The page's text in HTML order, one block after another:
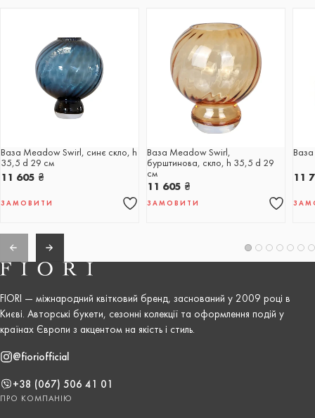
Ваза Meadow Swirl, синє скло, h
35,5 d 29 см
11 605 ₴
ЗАМОВИТИ
Ваза Meadow Swirl,
бурштинова, скло, h 35,5 d 29
см
11 605 ₴
ЗАМОВИТИ
11
FIORI — міжнародний квітковий бренд, заснований у 2009 році в
Києві. Авторські букети, сезонні колекції та оформлення подій у
країнах Європи з акцентом на якість і стиль.
@fioriofficial
+38 (067) 506 41 01
ПРО КОМПАНІЮ